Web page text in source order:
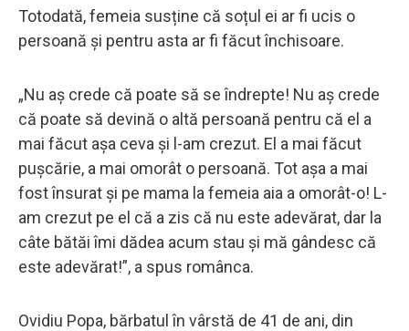
Totodată, femeia susține că soțul ei ar fi ucis o
persoană și pentru asta ar fi făcut închisoare.
„Nu aş crede că poate să se îndrepte! Nu aş crede
că poate să devină o altă persoană pentru că el a
mai făcut aşa ceva şi l-am crezut. El a mai făcut
puşcărie, a mai omorât o persoană. Tot aşa a mai
fost însurat şi pe mama la femeia aia a omorât-o! L-
am crezut pe el că a zis că nu este adevărat, dar la
câte bătăi îmi dădea acum stau şi mă gândesc că
este adevărat!”, a spus românca.
Ovidiu Popa, bărbatul în vârstă de 41 de ani, din